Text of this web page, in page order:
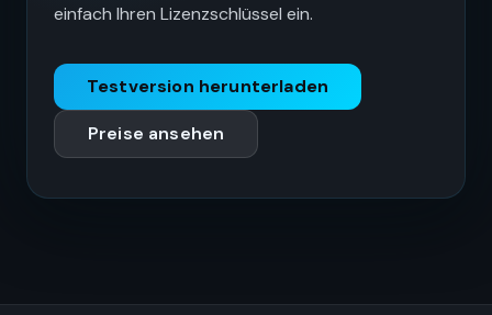
einfach Ihren Lizenzschlüssel ein.
Testversion herunterladen
Preise ansehen